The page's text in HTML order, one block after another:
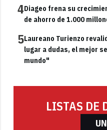
4Diageo frena su
de ahorro de 1.000
5Laureano Turienzo
lugar a dudas, el mejor
mundo"
LISTAS DE